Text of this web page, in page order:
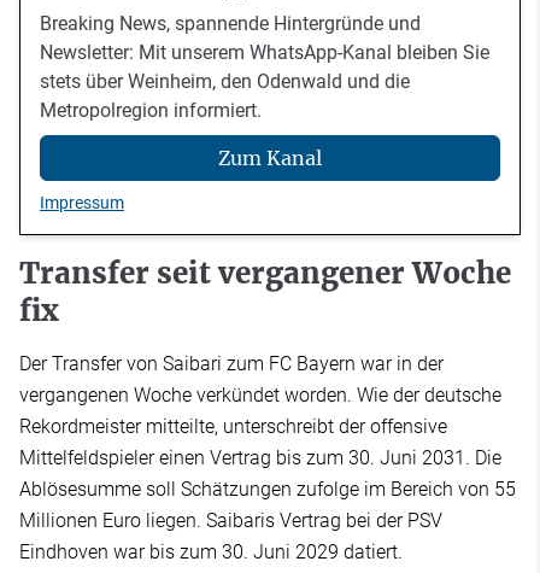
Breaking News, spannende Hintergründe und
Newsletter: Mit unserem WhatsApp-Kanal bleiben Sie
stets über Weinheim, den Odenwald und die
Metropolregion informiert.
Zum Kanal
Impressum
Transfer seit vergangener Woche
fix
Der Transfer von Saibari zum FC Bayern war in der
vergangenen Woche verkündet worden. Wie der deutsche
Rekordmeister mitteilte, unterschreibt der offensive
Mittelfeldspieler einen Vertrag bis zum 30. Juni 2031. Die
Ablösesumme soll Schätzungen zufolge im Bereich von 55
Millionen Euro liegen. Saibaris Vertrag bei der PSV
Eindhoven war bis zum 30. Juni 2029 datiert.